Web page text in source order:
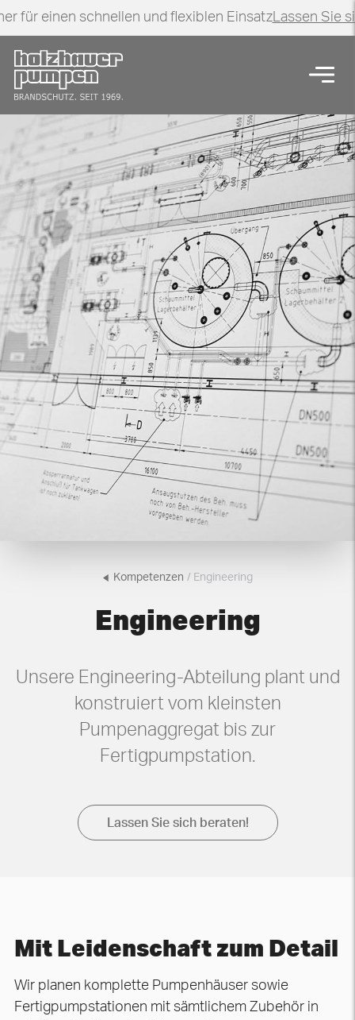
für einen schnellen und flexiblen EinsatzLassen Sie
Zurück zur Startseite
Kompetenzen / Engineering
Engineering
Unsere Engineering-Abteilung plant und
konstruiert vom kleinsten
Pumpenaggregat bis zur
Fertigpumpstation.
Lassen Sie sich beraten!
Mit Leidenschaft zum Detail
Wir planen komplette Pumpenhäuser sowie
Fertigpumpstationen mit sämtlichem Zubehör in